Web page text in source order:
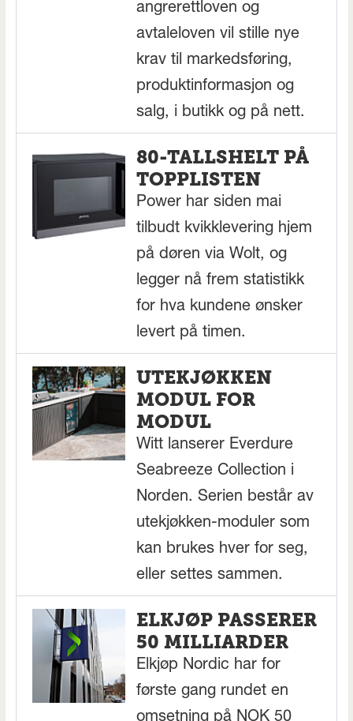
angrerettloven og
avtaleloven vil stille nye
krav til markedsføring,
produktinformasjon og
salg, i butikk og på nett.
80-TALLSHELT PÅ
TOPPLISTEN
Power har siden mai
tilbudt kvikklevering hjem
på døren via Wolt, og
legger nå frem statistikk
for hva kundene ønsker
levert på timen.
UTEKJØKKEN
MODUL FOR
MODUL
Witt lanserer Everdure
Seabreeze Collection i
Norden. Serien består av
utekjøkken-moduler som
kan brukes hver for seg,
eller settes sammen.
ELKJØP PASSERER
50 MILLIARDER
Elkjøp Nordic har for
første gang rundet en
omsetning på NOK 50